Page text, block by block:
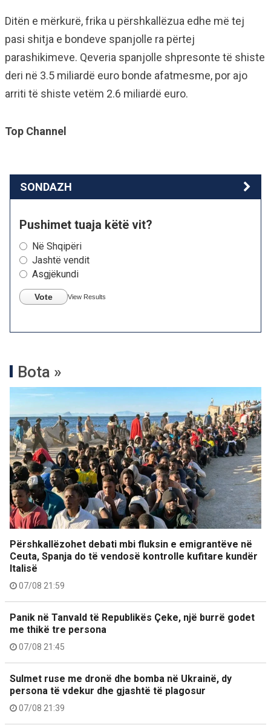
Ditën e mërkurë, frika u përshkallëzua edhe më tej
pasi shitja e bondeve spanjolle ra përtej
parashikimeve. Qeveria spanjolle shpresonte të shiste
deri në 3.5 miliardë euro bonde afatmesme, por ajo
arriti të shiste vetëm 2.6 miliardë euro.
Top Channel
SONDAZH
Pushimet tuaja këtë vit?
Në Shqipëri
Jashtë vendit
Asgjëkundi
Vote View Results
Bota »
Përshkallëzohet debati mbi fluksin e emigrantëve në
Ceuta, Spanja do të vendosë kontrolle kufitare kundër
Italisë
07/08 21:59
Panik në Tanvald të Republikës Çeke, një burrë godet
me thikë tre persona
07/08 21:45
Sulmet ruse me dronë dhe bomba në Ukrainë, dy
persona të vdekur dhe gjashtë të plagosur
07/08 21:39